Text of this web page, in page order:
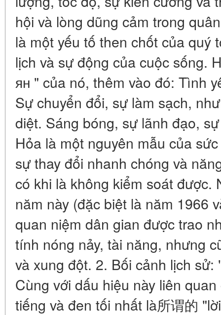
hội và lòng dũng cảm trong
là một yếu tố then chốt của quý
lịch và sự động của cuộc sống.
ян " của nó, thêm vào đó: Tình
Sự chuyển đổi, sự làm sạch,
diệt. Sáng bóng, sự lãnh đạo,
Hỏa là một nguyên mẫu của
sự thay đổi nhanh chóng và
có khi là không kiểm soát được.
năm này (đặc biệt là năm 1966
quan niệm dân gian được trao
tính nóng nảy, tài năng, nhưng
và xung đột. 2. Bối cảnh lịch
Cùng với dấu hiệu này liên
tiếng và đen tối nhất là所谓的